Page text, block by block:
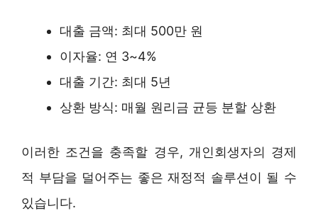
대출 금액: 최대 500만 원
이자율: 연 3~4%
대출 기간: 최대 5년
상환 방식: 매월 원리금 균등 분할 상환
이러한 조건을 충족할 경우, 개인회생자의 경제
적 부담을 덜어주는 좋은 재정적 솔루션이 될 수
있습니다.